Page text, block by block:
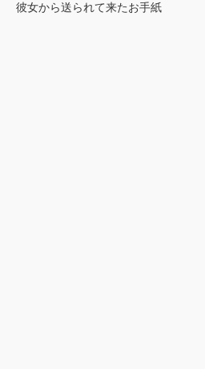
彼女から送られて来たお手紙